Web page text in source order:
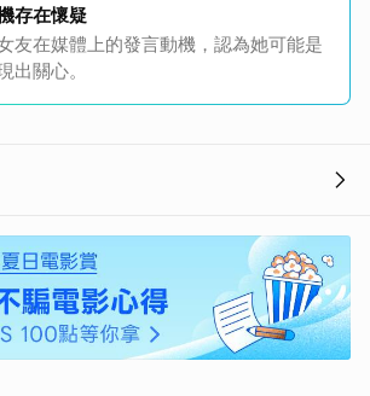
存在懷疑
友在媒體上的發言動機，認為她可能是
出關心。